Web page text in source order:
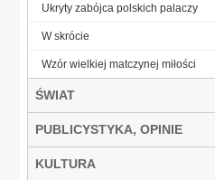
Ukryty zabójca polskich palaczy
W skrócie
Wzór wielkiej matczynej miłości
ŚWIAT
PUBLICYSTYKA, OPINIE
KULTURA